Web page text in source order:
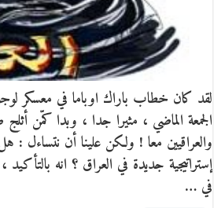
لقد كان خطاب باراك اوباما في معسكر
الجمعة الماضي ، مثيرا جدا ، وبدا كمّن
والعراقيين معا ! ولكن علينا أن نتساءل :
إستراتيجية جديدة في العراق ؟ انه بالتأكيد
في …